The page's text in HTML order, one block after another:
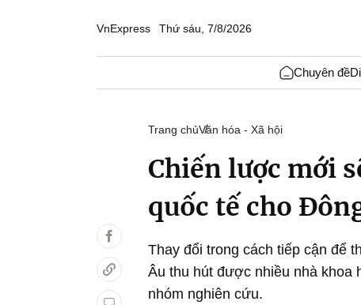
VnExpress Thứ sáu, 7/8/2026
Chuyên đề
Trang chủVăn hóa - Xã hội
Chiến lược mới
quốc tế cho
Thay đổi trong cách tiếp cận để
Âu thu hút được nhiều nhà khoa
nhóm nghiên cứu.